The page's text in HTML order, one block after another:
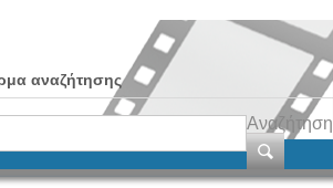
αναζήτησης
Αναζήτηση